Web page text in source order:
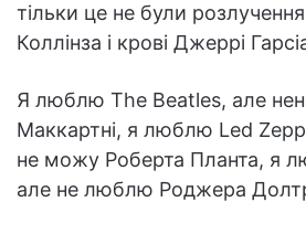
тільки це не були розлучення
Коллінза і крові Джеррі
Я люблю The Beatles, але
Маккартні, я люблю Led
не можу Роберта Планта, я
але не люблю Роджера